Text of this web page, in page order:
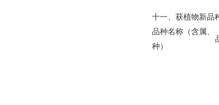
十一、获植物新品
品种名称（含属、
种）